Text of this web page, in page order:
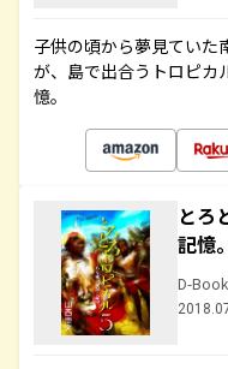
子供の頃から夢見ていた
が、島で出合うトロピカ
憶。
とろ
記憶
D-